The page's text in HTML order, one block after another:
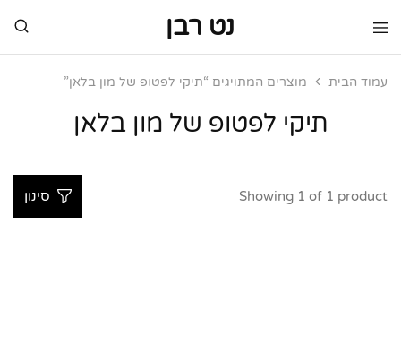
נט רבן
נט
מותגי
מותגי
עמוד הבית מוצרים המתויגים “תיקי לפטופ של מון בלאן”
תיקי לפטופ של מון בלאן
Showing 1 of 1 product